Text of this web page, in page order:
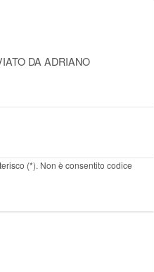
DA ADRIANO
(*). Non è consentito codice